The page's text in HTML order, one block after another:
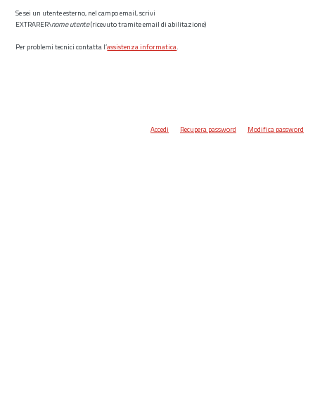
Se sei un utente esterno, nel campo email, scrivi
EXTRARER\nome utente(ricevuto tramite email di abilitazione)
Per problemi tecnici contatta l’assistenza informatica.
Accedi Recupera password Modifica password